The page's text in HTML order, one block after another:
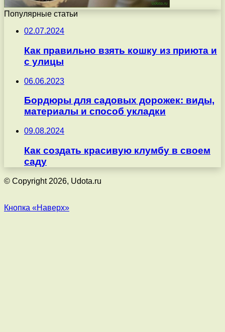
Популярные статьи
02.07.2024
Как правильно взять кошку из приюта и
с улицы
06.06.2023
Бордюры для садовых дорожек: виды,
материалы и способ укладки
09.08.2024
Как создать красивую клумбу в своем
саду
© Copyright 2026, Udota.ru
Кнопка «Наверх»